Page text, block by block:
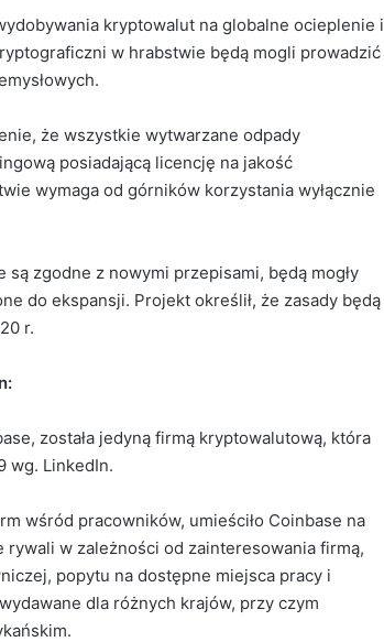
kryptowalut na globalne ocieplenie i
w hrabstwie będą mogli prowadzić
że wszystkie wytwarzane odpady
posiadającą licencję na jakość
wymaga od górników korzystania wyłącznie
zgodne z nowymi przepisami, będą mogły
do ekspansji. Projekt określił, że zasady będą
r.
została jedyną firmą kryptowalutową, która
wg. LinkedIn.
wśród pracowników, umieściło Coinbase na
w zależności od zainteresowania firmą,
popytu na dostępne miejsca pracy i
dla różnych krajów, przy czym